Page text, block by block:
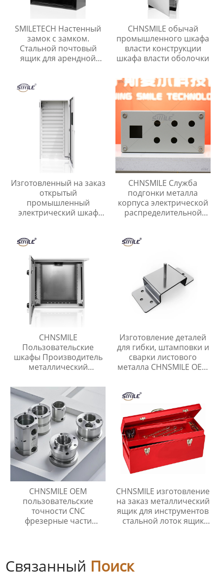
SMILETECH Настенный
замок с замком.
Стальной почтовый
ящик для арендной
Металлический
уличный почтовый
ящик.
CHNSMILE обычай
промышленного шкафа
власти конструкции
шкафа власти оболочки
Изготовленный на заказ
открытый
промышленный
электрический шкаф
алюминиевый корпус
защитой IP65
CHNSMILE Служба
подгонки металла
корпуса электрической
распределительной
CHNSMILE
Пользовательские
шкафы Производитель
металлический
ящик
Изготовление деталей
для гибки, штамповки и
сварки листового
металла CHNSMILE OEM
алюминиевых сплавов
CHNSMILE OEM
пользовательские
точности CNC
фрезерные части
CNC обработки службы
CHNSMILE изготовление
на заказ металлический
ящик для инструментов
стальной лоток ящик
Связанный Поиск